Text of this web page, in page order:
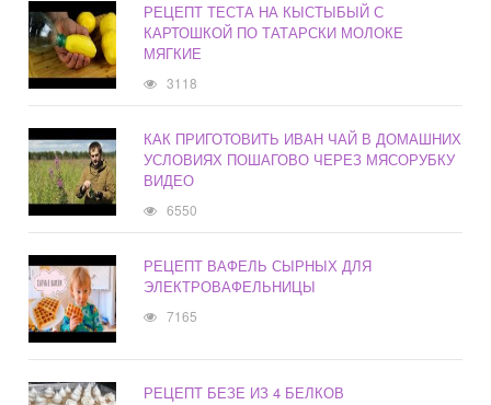
РЕЦЕПТ ТЕСТА НА КЫСТЫБЫЙ С
КАРТОШКОЙ ПО ТАТАРСКИ МОЛОКЕ
МЯГКИЕ
3118
КАК ПРИГОТОВИТЬ ИВАН ЧАЙ В ДОМАШНИХ
УСЛОВИЯХ ПОШАГОВО ЧЕРЕЗ МЯСОРУБКУ
ВИДЕО
6550
РЕЦЕПТ ВАФЕЛЬ СЫРНЫХ ДЛЯ
ЭЛЕКТРОВАФЕЛЬНИЦЫ
7165
РЕЦЕПТ БЕЗЕ ИЗ 4 БЕЛКОВ